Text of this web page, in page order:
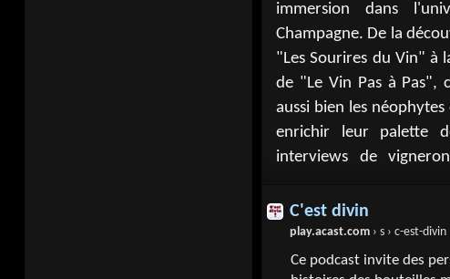
immersion dans
Champagne. De la
"Les Sourires du Vin" à
de "Le Vin Pas à Pas",
aussi bien les néophytes
enrichir leur palette
interviews de
"Au Goulot !" ou
révèlent les secrets
traditions viticoles.
célébration de la
œnologiques et un
C'est divin
play.acast.com › s › c-est-divin
Ce podcast invite des